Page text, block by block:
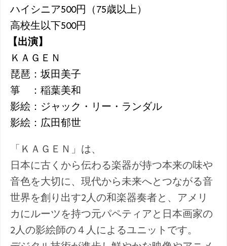
ハイシニア500円（75歳以上）
高校生以下500円
【出演】
ＫＡＧＥＮ
琵琶：坂田美子
箏 ：稲葉美和
影絵：ジャック・リー・ランダル
影絵：広田郁世
「ＫＡＧＥＮ」は、
日本に古くから伝わる楽器が持つ本来の味や
音色を大切に、現代から未来へとつながる音
世界を創り出す2人の和楽器奏者と、アメリ
カにルーツを持つ元パペティアと日本画家の
2人の影絵師の４人によるユニットです。